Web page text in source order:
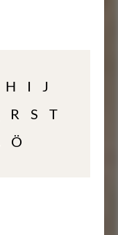
H I
J
R S
T
Ö